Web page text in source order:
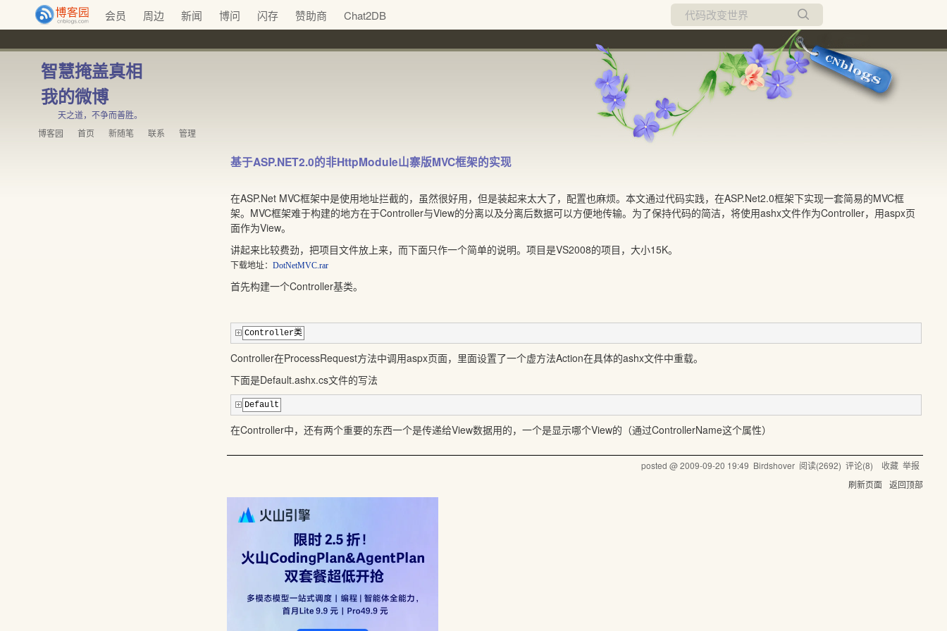
会员 周边 新闻 博问 闪存 赞助商 Chat2DB
所有博客
当前博客
智慧掩盖真相
我的微博
天之道，不争而善胜。
博客园
首页 新随笔 联系 管理
基于ASP.NET2.0的非HttpModule山寨版MVC框架的实现
在ASP.Net MVC框架中是使用地址拦截的，虽然很好用，但是装起来太大了，配置也麻烦。本文通过代码实践，在ASP.Net2.0框架下实现一套简易的MVC框
架。MVC框架难于构建的地方在于Controller与View的分离以及分离后数据可以方便地传输。为了保持代码的简洁，将使用ashx文件作为Controller，用aspx页
面作为View。
讲起来比较费劲，把项目文件放上来，而下面只作一个简单的说明。项目是VS2008的项目，大小15K。
下载地址： DotNetMVC.rar
首先构建一个Controller基类。
Controller类
Controller在ProcessRequest方法中调用aspx页面，里面设置了一个虚方法Action在具体的ashx文件中重载。
下面是Default.ashx.cs文件的写法
Default
在Controller中，还有两个重要的东西一个是传递给View数据用的，一个是显示哪个View的（通过ControllerName这个属性）
posted @2009-09-20 19:49 Birdshover 阅读(2692) 评论(8) 收藏 举报
刷新页面
返回顶部